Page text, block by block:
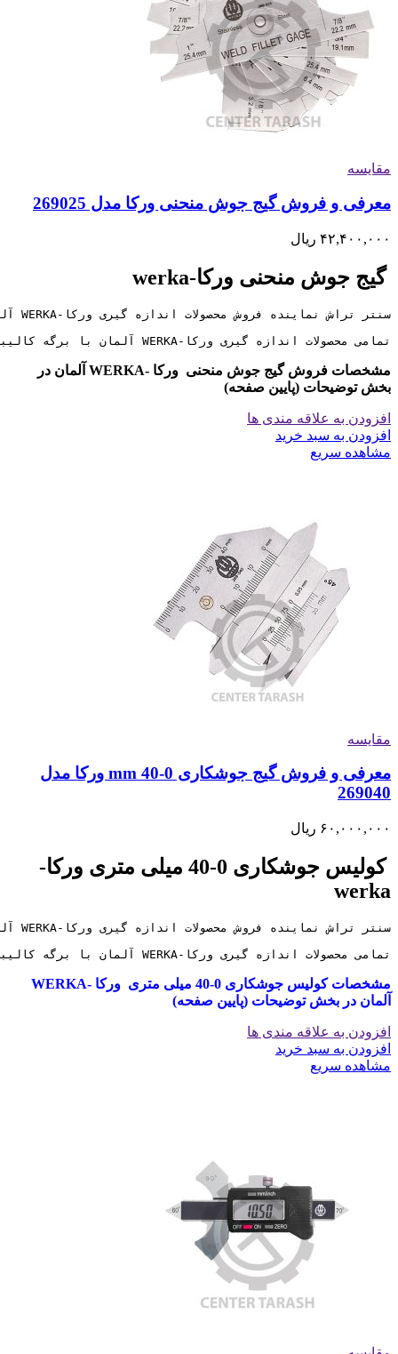
مقایسه
معرفی و فروش گیج جوش منحنی ورکا مدل 269025
۴۲,۴۰۰,۰۰۰ ریال
گیج جوش منحنی ورکا-werka
تمامی محصولات اندازه گیری ورکا-WERKA آلمان با برگه کالیبراسیون معتبر و 6 ماه ضمانت کالیبره به مشتریان ارائه میگردد
مشخصات فروش گیج جوش منحنی ورکا -WERKA آلمان در
بخش توضیحات (پایین صفحه)
افزودن به علاقه مندی ها
افزودن به سبد خرید
مشاهده سریع
مقایسه
معرفی و فروش گیج جوشکاری 0-40 mm ورکا مدل
269040
۶۰,۰۰۰,۰۰۰ ریال
کولیس جوشکاری 0-40 میلی متری ورکا-
werka
تمامی محصولات اندازه گیری ورکا-WERKA آلمان با برگه کالیبراسیون معتبر و 6 ماه ضمانت کالیبره به مشتریان ارائه میگردد
مشخصات کولیس جوشکاری 0-40 میلی متری ورکا -WERKA
آلمان در بخش توضیحات (پایین صفحه)
افزودن به علاقه مندی ها
افزودن به سبد خرید
مشاهده سریع